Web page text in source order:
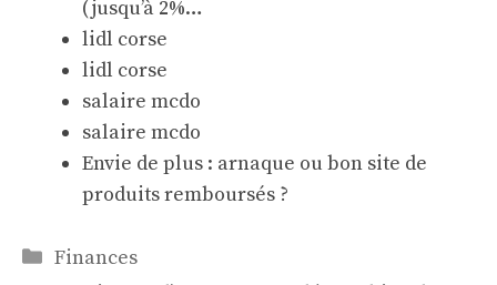
(jusqu’à 2%…
lidl corse
lidl corse
salaire mcdo
salaire mcdo
Envie de plus : arnaque ou bon site de
produits remboursés ?
Catégories
Finances